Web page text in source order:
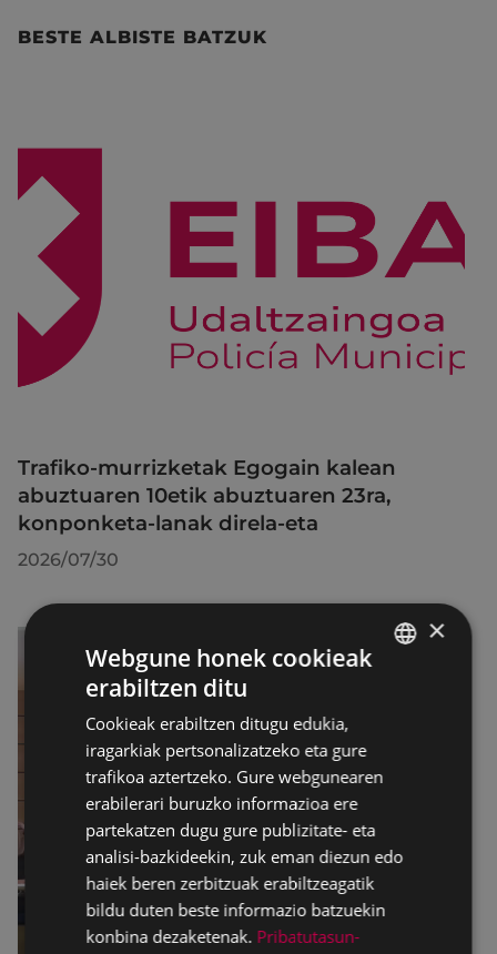
BESTE ALBISTE BATZUK
Trafiko-murrizketak Egogain kalean
abuztuaren 10etik abuztuaren 23ra,
konponketa-lanak direla-eta
2026/07/30
×
Webgune honek cookieak
erabiltzen ditu
Cookieak erabiltzen ditugu edukia,
iragarkiak pertsonalizatzeko eta gure
trafikoa aztertzeko. Gure webgunearen
erabilerari buruzko informazioa ere
partekatzen dugu gure publizitate- eta
analisi-bazkideekin, zuk eman diezun edo
haiek beren zerbitzuak erabiltzeagatik
bildu duten beste informazio batzuekin
konbina dezaketenak. Pribatutasun-